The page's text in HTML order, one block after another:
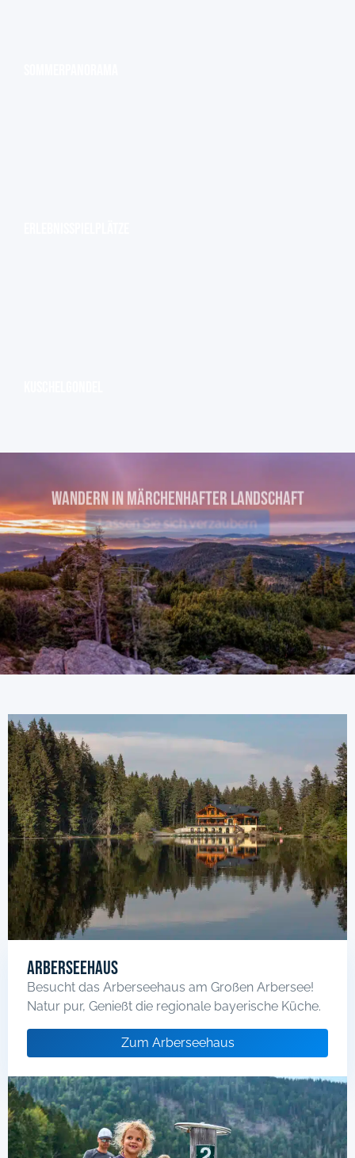
WANDERN IN MÄRCHENHAFTER Landschaft
Lassen Sie sich verzaubern
Arberseehaus
Besucht das Arberseehaus am Großen Arbersee!
Natur pur, Genießt die regionale bayerische Küche.
Zum Arberseehaus